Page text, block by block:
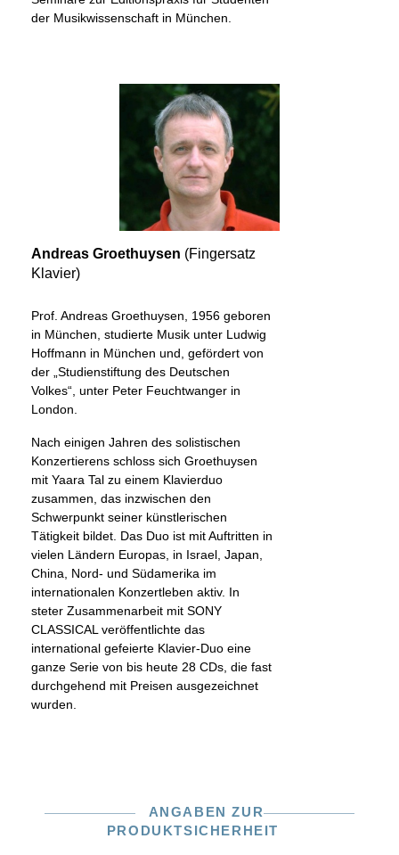
der Musikwissenschaft in München.
Andreas Groethuysen (Fingersatz
Klavier)
Prof. Andreas Groethuysen, 1956 geboren
in München, studierte Musik unter Ludwig
Hoffmann in München und, gefördert von
der „Studienstiftung des Deutschen
Volkes“, unter Peter Feuchtwanger in
London.
Nach einigen Jahren des solistischen
Konzertierens schloss sich Groethuysen
mit Yaara Tal zu einem Klavierduo
zusammen, das inzwischen den
Schwerpunkt seiner künstlerischen
Tätigkeit bildet. Das Duo ist mit Auftritten in
vielen Ländern Europas, in Israel, Japan,
China, Nord- und Südamerika im
internationalen Konzertleben aktiv. In
steter Zusammenarbeit mit SONY
CLASSICAL veröffentlichte das
international gefeierte Klavier-Duo eine
ganze Serie von bis heute 28 CDs, die fast
durchgehend mit Preisen ausgezeichnet
wurden.
ANGABEN ZUR
PRODUKTSICHERHEIT